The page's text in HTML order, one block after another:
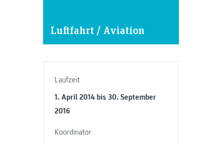
Luftfahrt / Aviation
Laufzeit
1. April 2014 bis 30. September
2016
Koordinator